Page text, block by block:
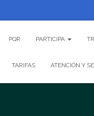
PQR PARTICIPA
TARIFAS ATENCIÓN Y